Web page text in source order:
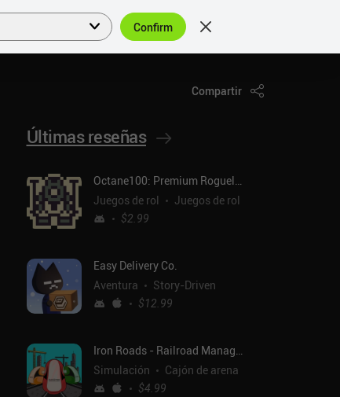
ES
Compartir
Últimas reseñas
Octane100: Premium Roguelike
Juegos de rol
Juegos de rol
$2.99
Easy Delivery Co.
Aventura
Story-Driven
$12.99
Iron Roads - Railroad Manager
Simulación
Cajón de arena
$4.99
Confirm